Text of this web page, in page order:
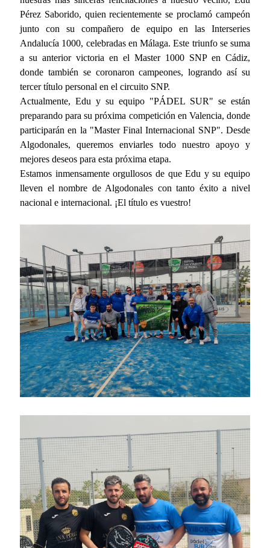
Pérez Saborido, quien recientemente se proclamó campeón
junto con su compañero de equipo en las Interseries
Andalucía 1000, celebradas en Málaga. Este triunfo se suma
a su anterior victoria en el Master 1000 SNP en Cádiz,
donde también se coronaron campeones, logrando así su
tercer título personal en el circuito SNP.
Actualmente, Edu y su equipo "PÁDEL SUR" se están
preparando para su próxima competición en Valencia, donde
participarán en la "Master Final Internacional SNP". Desde
Algodonales, queremos enviarles todo nuestro apoyo y
mejores deseos para esta próxima etapa.
Estamos inmensamente orgullosos de que Edu y su equipo
lleven el nombre de Algodonales con tanto éxito a nivel
nacional e internacional. ¡El título es vuestro!